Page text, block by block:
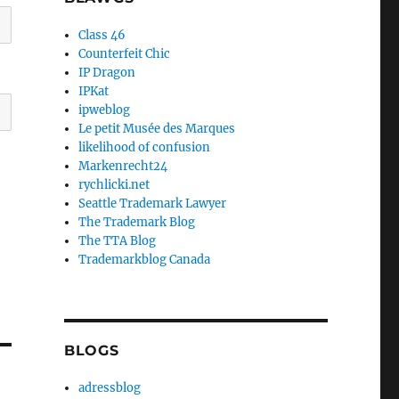
Class 46
Counterfeit Chic
IP Dragon
IPKat
ipweblog
Le petit Musée des Marques
likelihood of confusion
Markenrecht24
rychlicki.net
Seattle Trademark Lawyer
The Trademark Blog
The TTA Blog
Trademarkblog Canada
BLOGS
adressblog